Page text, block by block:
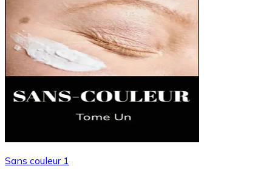
Sans couleur 1